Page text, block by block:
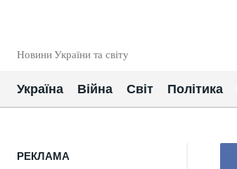
Новини України та світу
Україна Війна Світ Політика
РЕКЛАМА